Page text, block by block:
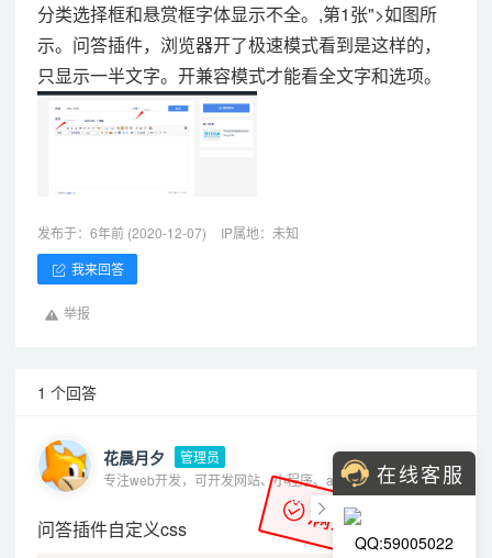
分类选择框和悬赏框字体显示不全。,第1张">如图所
示。问答插件，浏览器开了极速模式看到是这样的，
只显示一半文字。开兼容模式才能看全文字和选项。
发布于：6年前 (2020-12-07) IP属地：未知
我来回答
举报
1 个回答
满意答案
花晨月夕
管理员
专注web开发，可开发网站、小程序、app、oa、erp等各种系统
问答插件自定义css
在线客服
QQ:59005022